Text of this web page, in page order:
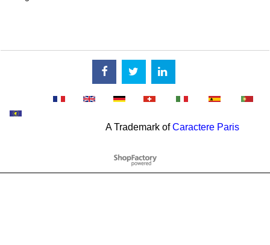
A Trademark ofCaractere Paris
Webwinkel gemaakt met
ShopFactory webwinkel